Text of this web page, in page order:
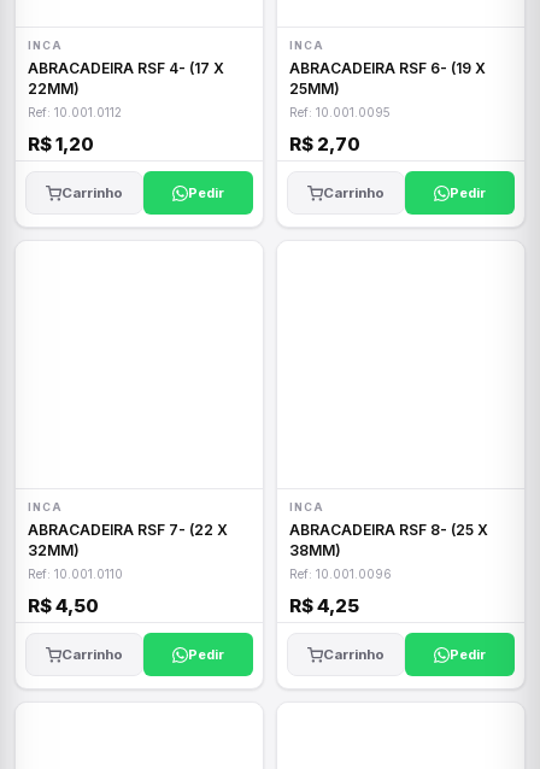
INCA
ABRACADEIRA RSF 4- (17 X
22MM)
Ref: 10.001.0112
R$ 1,20
Carrinho Pedir
INCA
ABRACADEIRA RSF 6- (19 X
25MM)
Ref: 10.001.0095
R$ 2,70
Carrinho Pedir
INCA
ABRACADEIRA RSF 7- (22 X
32MM)
Ref: 10.001.0110
R$ 4,50
Carrinho Pedir
INCA
ABRACADEIRA RSF 8- (25 X
38MM)
Ref: 10.001.0096
R$ 4,25
Carrinho Pedir